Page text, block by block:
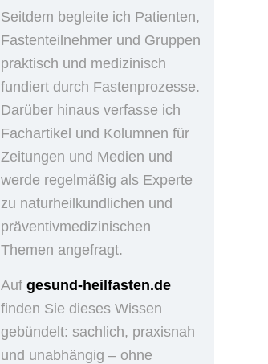
Seitdem begleite ich Patienten,
Fastenteilnehmer und Gruppen
praktisch und medizinisch
fundiert durch Fastenprozesse.
Darüber hinaus verfasse ich
Fachartikel und Kolumnen für
Zeitungen und Medien und
werde regelmäßig als Experte
zu naturheilkundlichen und
präventivmedizinischen
Themen angefragt.
Aufgesund-heilfasten.de
finden Sie dieses Wissen
gebündelt: sachlich, praxisnah
und unabhängig – ohne